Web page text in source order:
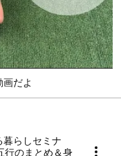
画だよ
暮らしセミナ
行のまとめ＆身